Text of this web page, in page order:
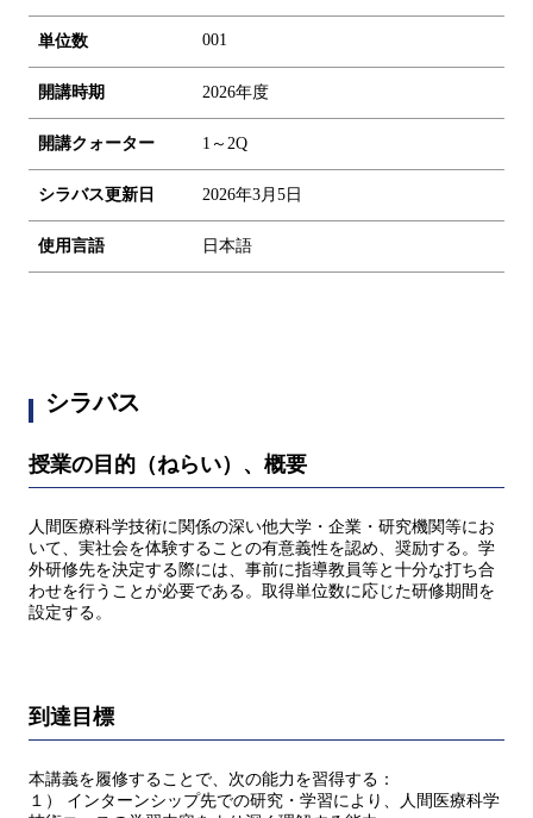
単位数 001
開講時期 2026年度
開講クォーター 1～2Q
シラバス更新日 2026年3月5日
使用言語 日本語
シラバス
授業の目的（ねらい）、概要
人間医療科学技術に関係の深い他大学・企業・研究機関等にお
いて、実社会を体験することの有意義性を認め、奨励する。学
外研修先を決定する際には、事前に指導教員等と十分な打ち合
わせを行うことが必要である。取得単位数に応じた研修期間を
設定する。
到達目標
本講義を履修することで、次の能力を習得する：
１） インターンシップ先での研究・学習により、人間医療科学